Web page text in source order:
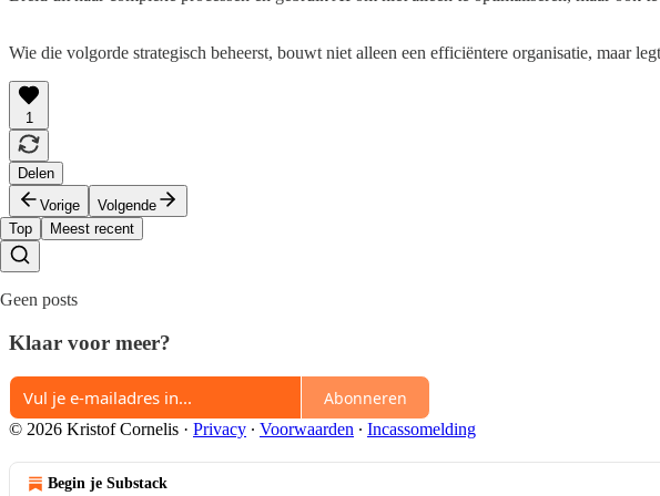
Wie die volgorde strategisch beheerst, bouwt niet alleen een efficiëntere organisatie, maar
1
Delen
Vorige
Volgende
Top
Meest recent
Geen posts
Klaar voor meer?
Abonneren
© 2026 Kristof Cornelis · Privacy ∙ Voorwaarden ∙ Incassomelding
Begin je Substack